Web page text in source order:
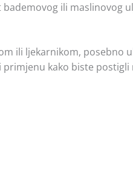
ili maslinovog
ili ljekarnikom, posebno
kako biste